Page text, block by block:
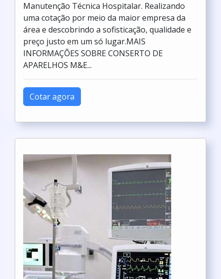
Manutenção Técnica Hospitalar. Realizando
uma cotação por meio da maior empresa da
área e descobrindo a sofisticação, qualidade e
preço justo em um só lugar.MAIS
INFORMAÇÕES SOBRE CONSERTO DE
APARELHOS M&E...
Cotar agora